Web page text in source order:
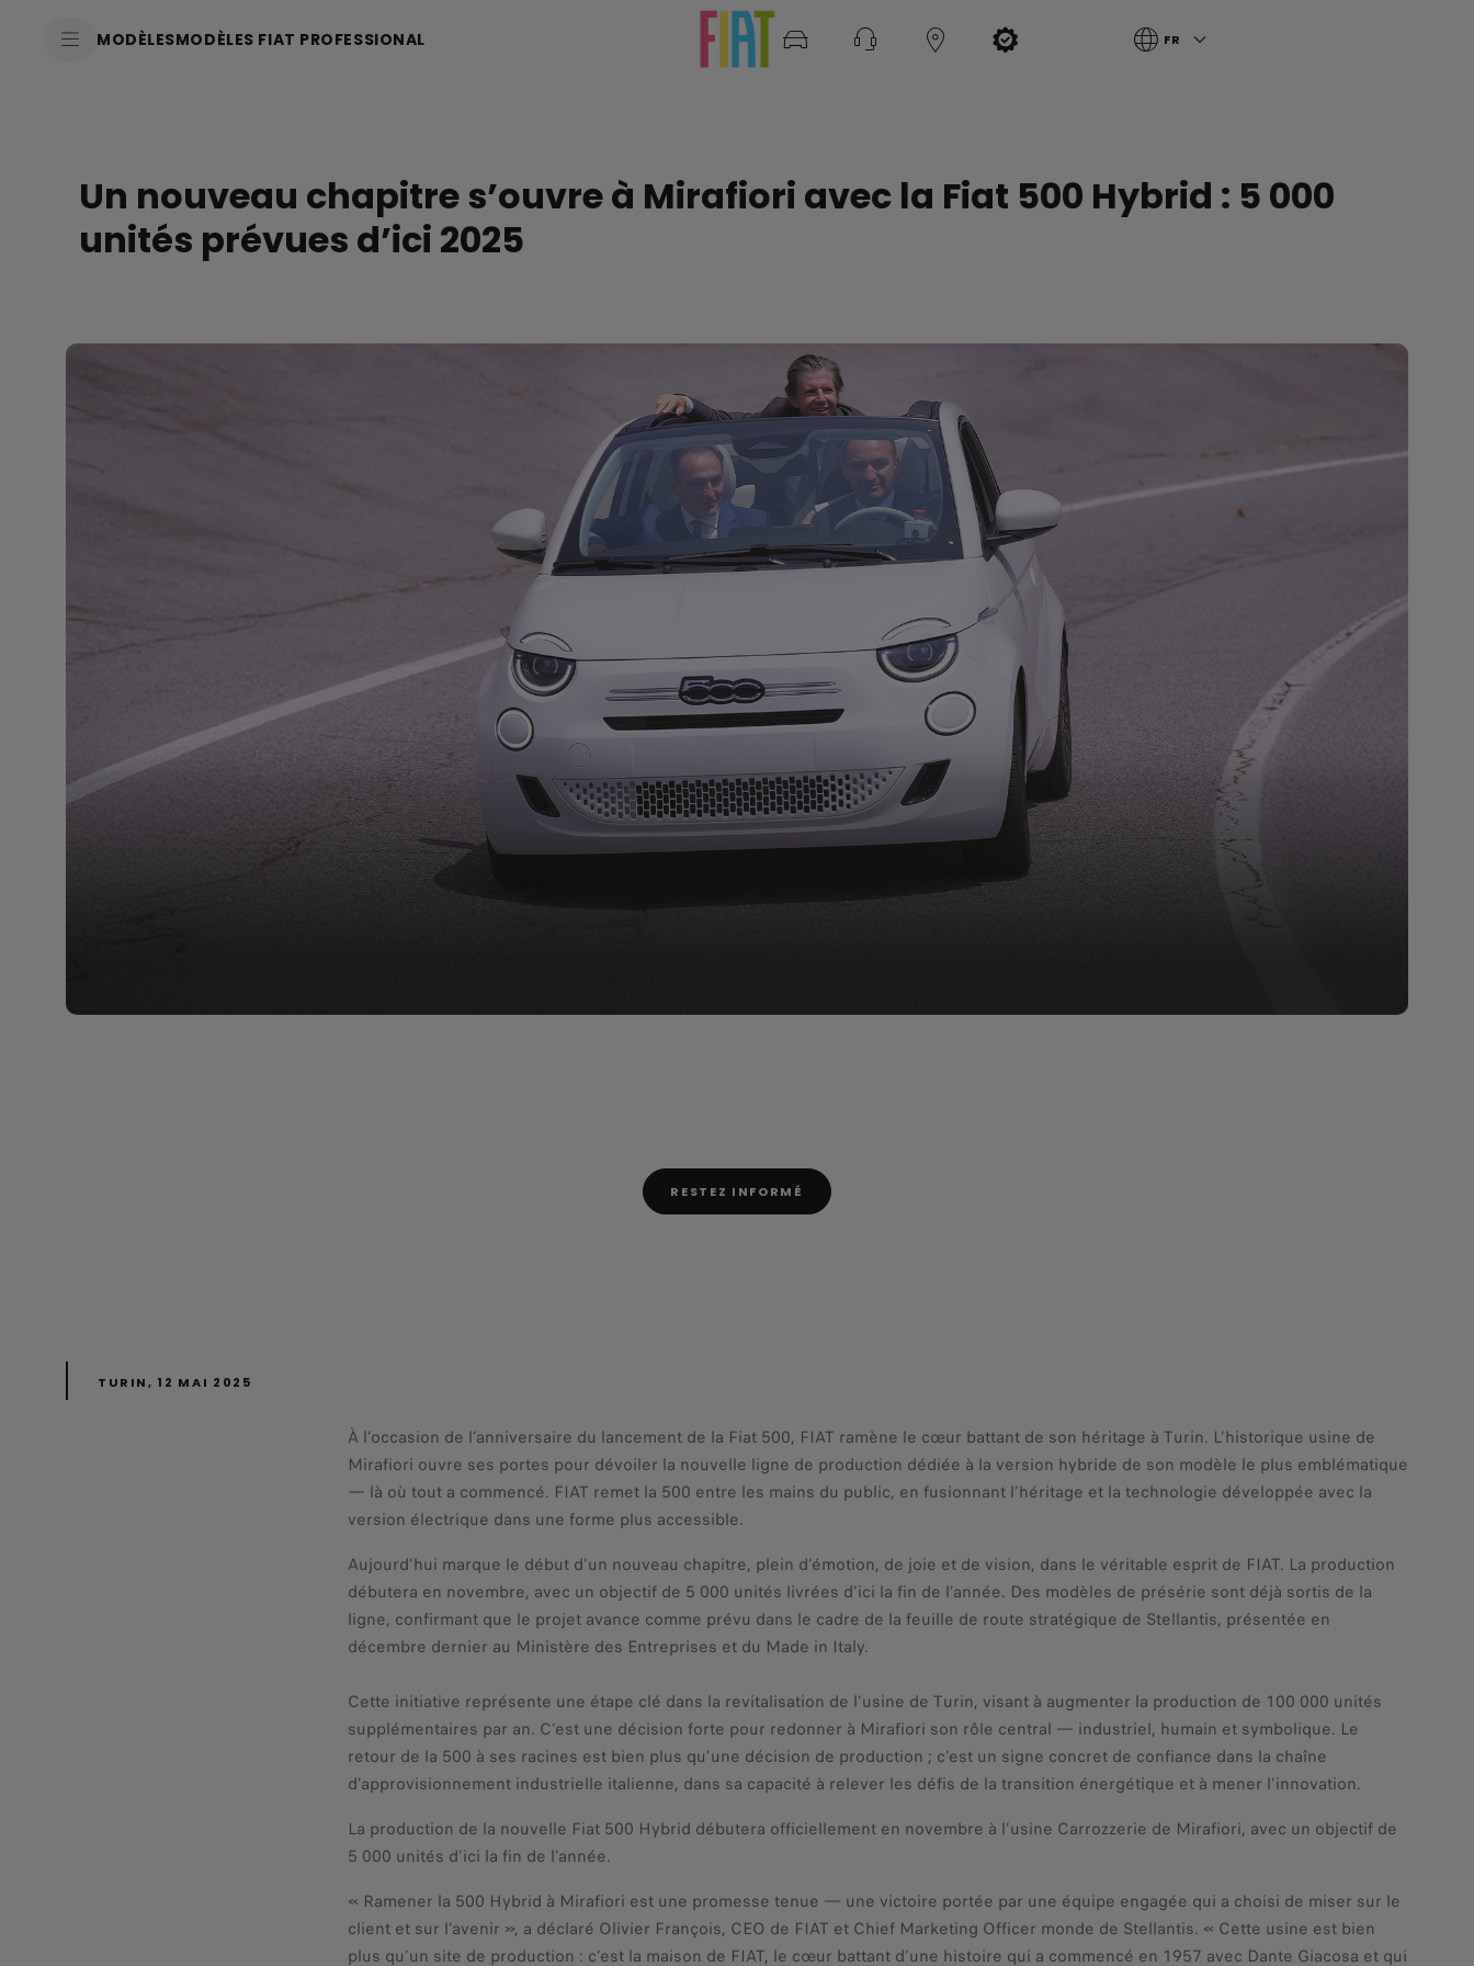
MODÈLESMODÈLES FIAT PROFESSIONAL FR
Un nouveau chapitre s’ouvre à Mirafiori avec la Fiat 500 Hybrid : 5 000
unités prévues d’ici 2025
RESTEZ INFORMÉ
TURIN, 12 MAI 2025
À l’occasion de l’anniversaire du lancement de la Fiat 500, FIAT ramène le cœur battant de son héritage à Turin. L’historique usine de
Mirafiori ouvre ses portes pour dévoiler la nouvelle ligne de production dédiée à la version hybride de son modèle le plus emblématique
— là où tout a commencé. FIAT remet la 500 entre les mains du public, en fusionnant l’héritage et la technologie développée avec la
version électrique dans une forme plus accessible.
Aujourd’hui marque le début d’un nouveau chapitre, plein d’émotion, de joie et de vision, dans le véritable esprit de FIAT. La production
débutera en novembre, avec un objectif de 5 000 unités livrées d’ici la fin de l’année. Des modèles de présérie sont déjà sortis de la
ligne, confirmant que le projet avance comme prévu dans le cadre de la feuille de route stratégique de Stellantis, présentée en
décembre dernier au Ministère des Entreprises et du Made in Italy.
Cette initiative représente une étape clé dans la revitalisation de l’usine de Turin, visant à augmenter la production de 100 000 unités
supplémentaires par an. C’est une décision forte pour redonner à Mirafiori son rôle central — industriel, humain et symbolique. Le
retour de la 500 à ses racines est bien plus qu’une décision de production ; c’est un signe concret de confiance dans la chaîne
d’approvisionnement industrielle italienne, dans sa capacité à relever les défis de la transition énergétique et à mener l’innovation.
La production de la nouvelle Fiat 500 Hybrid débutera officiellement en novembre à l’usine Carrozzerie de Mirafiori, avec un objectif de
5 000 unités d’ici la fin de l’année.
« Ramener la 500 Hybrid à Mirafiori est une promesse tenue — une victoire portée par une équipe engagée qui a choisi de miser sur le
client et sur l’avenir », a déclaré Olivier François, CEO de FIAT et Chief Marketing Officer monde de Stellantis. « Cette usine est bien
plus qu’un site de production : c’est la maison de FIAT, le cœur battant d’une histoire qui a commencé en 1957 avec Dante Giacosa et qui